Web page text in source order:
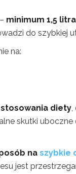
minimum 1,5
do szybkiej
na:
diety,
skutki
na szybkie
jest